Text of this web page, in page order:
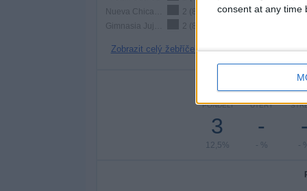
consent at any time
2 (8,33%)
2 (8,33%)
Zobrazit celý žebříček
PONDĚLÍ
3
12,5%
ÚTERÝ
-
- %
-
- %